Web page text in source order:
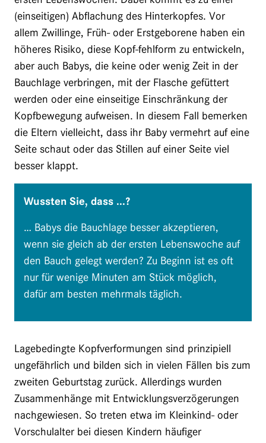
(einseitigen) Abflachung des Hinterkopfes. Vor
allem Zwillinge, Früh- oder Erstgeborene haben ein
höheres Risiko, diese Kopf-fehlform zu entwickeln,
aber auch Babys, die keine oder wenig Zeit in der
Bauchlage verbringen, mit der Flasche gefüttert
werden oder eine einseitige Einschränkung der
Kopfbewegung aufweisen. In diesem Fall bemerken
die Eltern vielleicht, dass ihr Baby vermehrt auf eine
Seite schaut oder das Stillen auf einer Seite viel
besser klappt.
Wussten Sie, dass ...?
… Babys die Bauchlage besser akzeptieren,
wenn sie gleich ab der ersten Lebenswoche auf
den Bauch gelegt werden? Zu Beginn ist es oft
nur für wenige Minuten am Stück möglich,
dafür am besten mehrmals täglich.
Lagebedingte Kopfverformungen sind prinzipiell
ungefährlich und bilden sich in vielen Fällen bis zum
zweiten Geburtstag zurück. Allerdings wurden
Zusammenhänge mit Entwicklungsverzögerungen
nachgewiesen. So treten etwa im Kleinkind- oder
Vorschulalter bei diesen Kindern häufiger